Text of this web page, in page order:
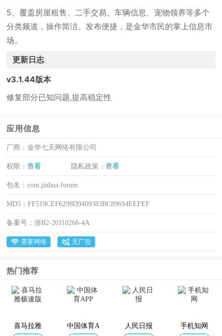
5、覆盖房屋租售、二手交易、车辆信息、宠物领养等多个
分类频道，操作简洁、发布便捷，是金华市民的掌上信息市
场。
更新日志
v3.1.44版本
修复部分已知问题,提高稳定性
应用信息
厂商：金华七天网络有限公司
权限：查看 隐私政策：查看
包名：com.jinhua.forum
MD5：FF519CEF6298D9409383BC89694EEFEF
备案号：浙B2-20110266-4A
需要网络 无广告
热门推荐
喜马拉雅
中国体育A
人民日报
手机知网